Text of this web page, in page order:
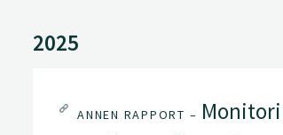
2025
ANNEN RAPPORT –